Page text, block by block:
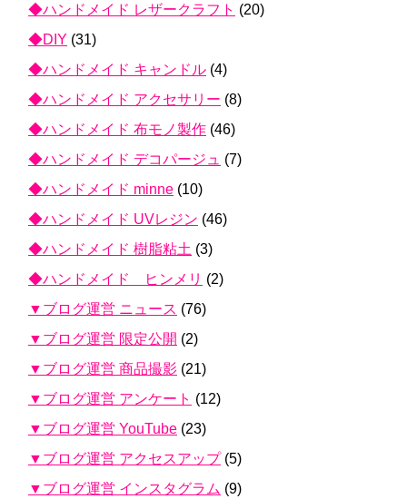
◆ハンドメイド レザークラフト (20)
◆DIY (31)
◆ハンドメイド キャンドル (4)
◆ハンドメイド アクセサリー (8)
◆ハンドメイド 布モノ製作 (46)
◆ハンドメイド デコパージュ (7)
◆ハンドメイド minne (10)
◆ハンドメイド UVレジン (46)
◆ハンドメイド 樹脂粘土 (3)
◆ハンドメイド ヒンメリ (2)
▼ブログ運営 ニュース (76)
▼ブログ運営 限定公開 (2)
▼ブログ運営 商品撮影 (21)
▼ブログ運営 アンケート (12)
▼ブログ運営 YouTube (23)
▼ブログ運営 アクセスアップ(5)
▼ブログ運営 インスタグラム (9)